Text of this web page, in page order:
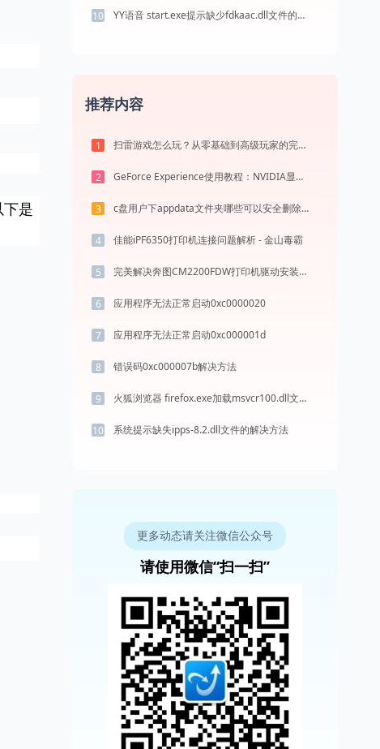
是
10 YY语音 start.exe提示缺少fdkaac.dll文件的解决办法
推荐内容
1 扫雷游戏怎么玩？从零基础到高级玩家的完全攻略（附必胜技巧）
2 GeForce Experience使用教程：NVIDIA显卡驱动更新与游戏优化录制完全指南
3 c盘用户下appdata文件夹哪些可以安全删除？
4 佳能iPF6350打印机连接问题解析 - 金山毒霸
5 完美解决奔图CM2200FDW打印机驱动安装困扰，全面下载安装教程
6 应用程序无法正常启动0xc0000020
7 应用程序无法正常启动0xc000001d
8 错误码0xc000007b解决方法
9 火狐浏览器 firefox.exe加载msvcr100.dll文件丢失处理办法
10 系统提示缺失ipps-8.2.dll文件的解决方法
更多动态请关注微信公众号
请使用微信“扫一扫”